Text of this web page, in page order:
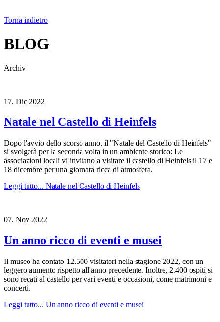
Torna indietro
BLOG
Archiv
17. Dic 2022
Natale nel Castello di Heinfels
Dopo l'avvio dello scorso anno, il "Natale del Castello di Heinfels"
si svolgerà per la seconda volta in un ambiente storico: Le
associazioni locali vi invitano a visitare il castello di Heinfels il 17 e
18 dicembre per una giornata ricca di atmosfera.
Leggi tutto... Natale nel Castello di Heinfels
07. Nov 2022
Un anno ricco di eventi e musei
Il museo ha contato 12.500 visitatori nella stagione 2022, con un
leggero aumento rispetto all'anno precedente. Inoltre, 2.400 ospiti si
sono recati al castello per vari eventi e occasioni, come matrimoni e
concerti.
Leggi tutto... Un anno ricco di eventi e musei